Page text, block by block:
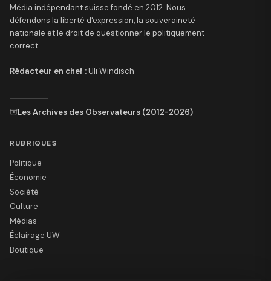
Média indépendant suisse fondé en 2012. Nous
défendons la liberté d'expression, la souveraineté
nationale et le droit de questionner le politiquement
correct.
Rédacteur en chef :Uli Windisch
Les Archives des Observateurs (2012-2026)
RUBRIQUES
Politique
Économie
Société
Culture
Médias
Éclairage UW
Boutique